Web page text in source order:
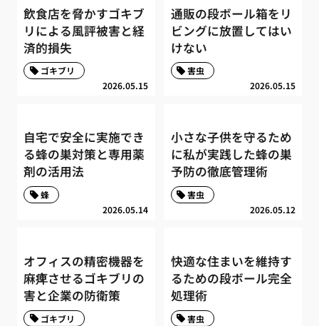
飲食店を脅かすゴキブ
リによる風評被害と経
済的損失
2026.05.15
ゴキブリ
通販の段ボール箱をリ
ビングに放置してはい
けない
2026.05.15
害虫
自宅で安全に実施でき
る蜂の巣対策と専用薬
剤の活用法
2026.05.14
蜂
小さな子供を守るため
に私が実践した蜂の巣
予防の徹底管理術
2026.05.12
害虫
オフィスの精密機器を
麻痺させるゴキブリの
害と企業の防衛策
ゴキブリ
快適な住まいを維持す
るための段ボール完全
処理術
害虫